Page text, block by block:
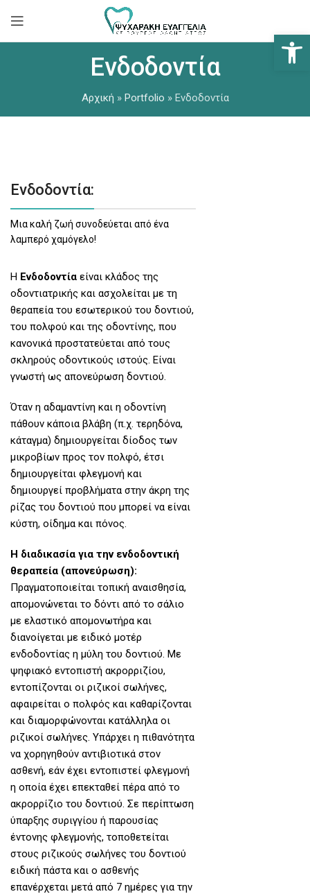
Ενδοδοντία
Αρχική » Portfolio » Ενδοδοντία
Ενδοδοντία:
Μια καλή ζωή συνοδεύεται από ένα
λαμπερό χαμόγελο!
Η Ενδοδοντία είναι κλάδος της
οδοντιατρικής και ασχολείται με τη
θεραπεία του εσωτερικού του δοντιού,
του πολφού και της οδοντίνης, που
κανονικά προστατεύεται από τους
σκληρούς οδοντικούς ιστούς. Είναι
γνωστή ως απονεύρωση δοντιού.
Όταν η αδαμαντίνη και η οδοντίνη
πάθουν κάποια βλάβη (π.χ. τερηδόνα,
κάταγμα) δημιουργείται δίοδος των
μικροβίων προς τον πολφό, έτσι
δημιουργείται φλεγμονή και
δημιουργεί προβλήματα στην άκρη της
ρίζας του δοντιού που μπορεί να είναι
κύστη, οίδημα και πόνος.
Η διαδικασία για την ενδοδοντική
θεραπεία (απονεύρωση):
Πραγματοποιείται τοπική αναισθησία,
απομονώνεται το δόντι από το σάλιο
με ελαστικό απομονωτήρα και
διανοίγεται με ειδικό μοτέρ
ενδοδοντίας η μύλη του δοντιού. Με
ψηφιακό εντοπιστή ακρορριζίου,
εντοπίζονται οι ριζικοί σωλήνες,
αφαιρείται ο πολφός και καθαρίζονται
και διαμορφώνονται κατάλληλα οι
ριζικοί σωλήνες. Υπάρχει η πιθανότητα
να χορηγηθούν αντιβιοτικά στον
ασθενή, εάν έχει εντοπιστεί φλεγμονή
η οποία έχει επεκταθεί πέρα από το
ακρορρίζιο του δοντιού. Σε περίπτωση
ύπαρξης συριγγίου ή παρουσίας
έντονης φλεγμονής, τοποθετείται
στους ριζικούς σωλήνες του δοντιού
ειδική πάστα και ο ασθενής
επανέρχεται μετά από 7 ημέρες για την